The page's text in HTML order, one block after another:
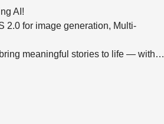
AI!
2.0 for image generation, Multi-
meaningful stories to life — with…